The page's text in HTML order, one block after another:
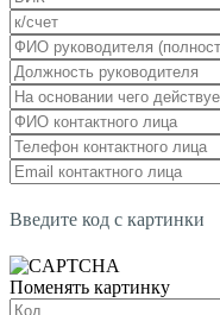
Введите код с картинки
Поменять картинку